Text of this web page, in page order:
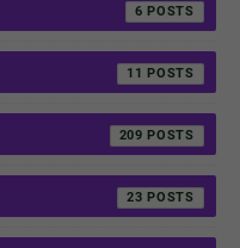
6
11
209
23